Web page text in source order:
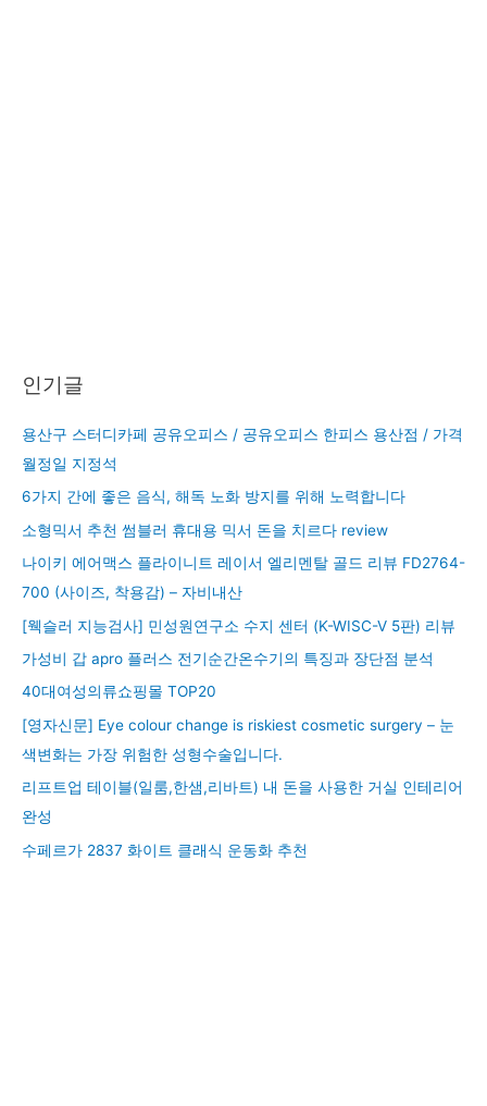
인기글
용산구 스터디카페 공유오피스 / 공유오피스 한피스 용산점 / 가격
월정일 지정석
6가지 간에 좋은 음식, 해독 노화 방지를 위해 노력합니다
소형믹서 추천 썸블러 휴대용 믹서 돈을 치르다 review
나이키 에어맥스 플라이니트 레이서 엘리멘탈 골드 리뷰 FD2764-
700 (사이즈, 착용감) – 자비내산
[웩슬러 지능검사] 민성원연구소 수지 센터 (K-WISC-V 5판) 리뷰
가성비 갑 apro 플러스 전기순간온수기의 특징과 장단점 분석
40대여성의류쇼핑몰 TOP20
[영자신문] Eye colour change is riskiest cosmetic surgery – 눈
색변화는 가장 위험한 성형수술입니다.
리프트업 테이블(일룸,한샘,리바트) 내 돈을 사용한 거실 인테리어
완성
수페르가 2837 화이트 클래식 운동화 추천